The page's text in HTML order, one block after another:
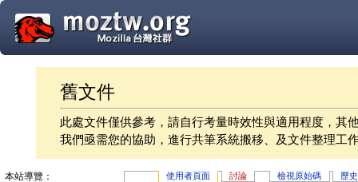
舊文件
此處文件僅供參考，請自行考量時效性與適用程度，其
我們亟需您的協助，進行共筆系統搬移、及文件整理工
使用者頁面 討論 檢視原始碼 歷
本站導覽：